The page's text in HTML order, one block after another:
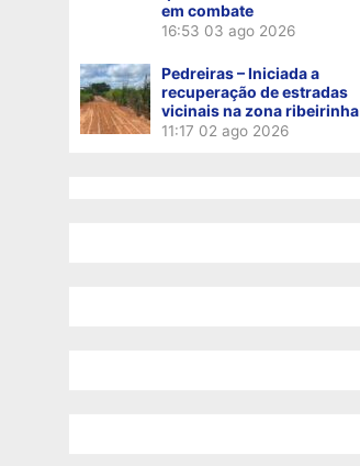
em combate
16:53 03 ago 2026
Pedreiras – Iniciada a
recuperação de estradas
vicinais na zona ribeirinha
11:17 02 ago 2026